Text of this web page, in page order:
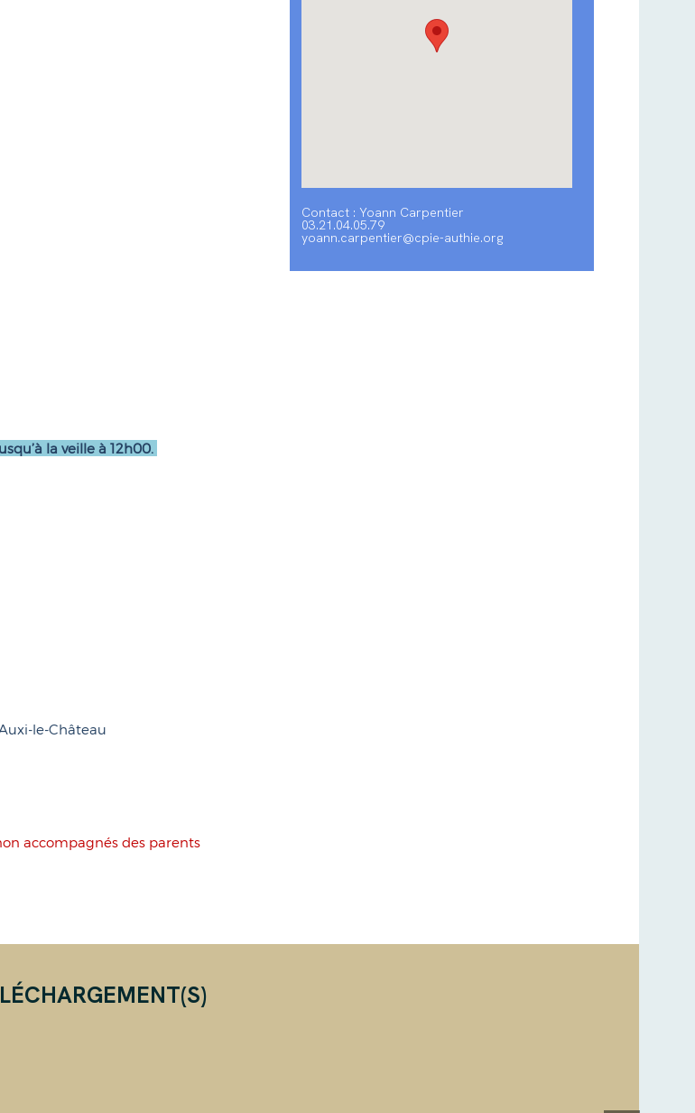
Contact : Yoann Carpentier
03.21.04.05.79
yoann.carpentier@cpie-authie.org
la veille à 12h00.
le-Château
accompagnés des parents